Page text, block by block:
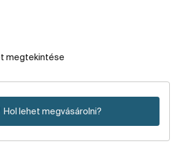
megtekintése
Hol lehet megvásárolni?